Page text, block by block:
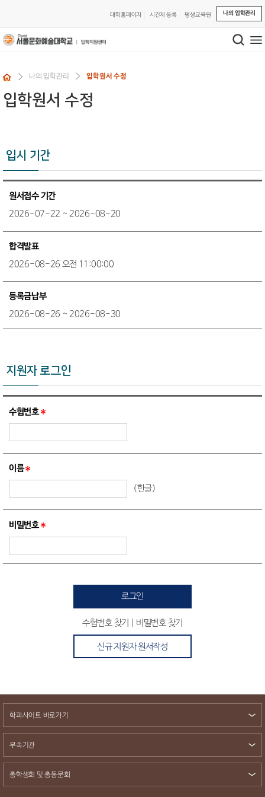
대학홈페이지 시간제 등록 평생교육원 나의 입학관리
나의 입학관리 입학원서 수정
입학원서 수정
입시 기간
원서접수 기간
2026-07-22 ~ 2026-08-20
합격발표
2026-08-26 오전 11:00:00
등록금납부
2026-08-26 ~ 2026-08-30
지원자 로그인
수험번호
이름
(한글)
비밀번호
로그인
수험번호 찾기 비밀번호 찾기
신규 지원자 원서작성
학과사이트 바로가기
부속기관
총학생회 및 총동문회